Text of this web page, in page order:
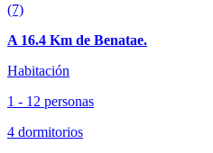
(7)
A 16.4 Km de Benatae.
Habitación
1 - 12 personas
4 dormitorios